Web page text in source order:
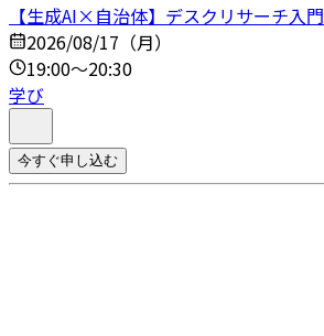
【生成AI×自治体】デスクリサーチ入門
2026/08/17（月）
19:00～20:30
学び
今すぐ申し込む